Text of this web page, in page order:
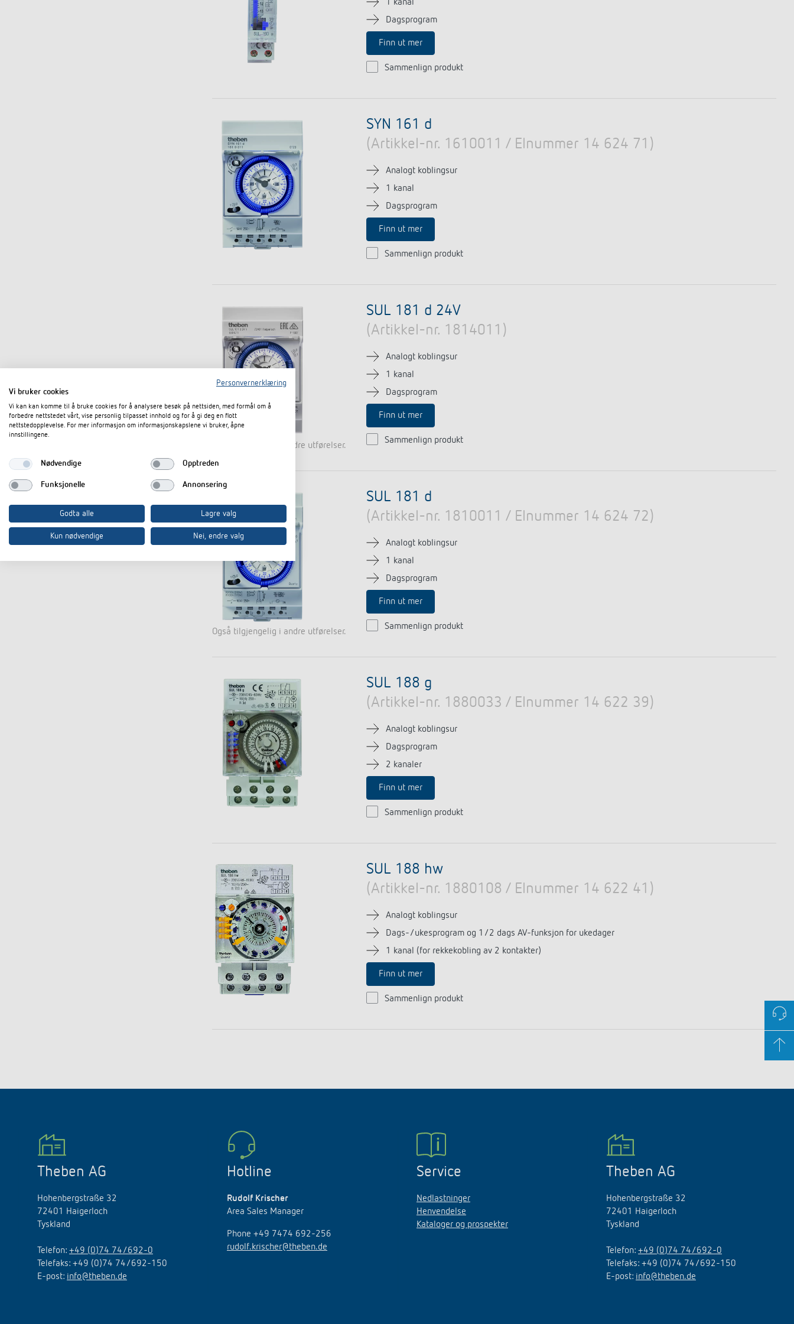
1 kanal
Dagsprogram
Finn ut mer
Sammenlign produkt
SYN 161 d
(Artikkel-nr. 1610011 / Elnummer 14 624 71)
Analogt koblingsur
1 kanal
Dagsprogram
Finn ut mer
Sammenlign produkt
Også tilgjengelig i andre utførelser.
SUL 181 d 24V
(Artikkel-nr. 1814011)
Analogt koblingsur
1 kanal
Dagsprogram
Finn ut mer
Sammenlign produkt
Også tilgjengelig i andre utførelser.
SUL 181 d
(Artikkel-nr. 1810011 / Elnummer 14 624 72)
Analogt koblingsur
1 kanal
Dagsprogram
Finn ut mer
Sammenlign produkt
SUL 188 g
(Artikkel-nr. 1880033 / Elnummer 14 622 39)
Analogt koblingsur
Dagsprogram
2 kanaler
Finn ut mer
Sammenlign produkt
SUL 188 hw
(Artikkel-nr. 1880108 / Elnummer 14 622 41)
Analogt koblingsur
Dags-/ukesprogram og 1/2 dags AV-funksjon for ukedager
1 kanal (for rekkekobling av 2 kontakter)
Finn ut mer
Sammenlign produkt
Theben AG
Hohenbergstraße 32
72401 Haigerloch
Tyskland
Telefon: +49 (0)74 74/692-0
Telefaks: +49 (0)74 74/692-150
E-post: info@theben.de
Hotline
Rudolf Krischer
Area Sales Manager
Phone +49 7474 692-256
rudolf.krischer@theben.de
Service
Nedlastninger
Henvendelse
Kataloger og prospekter
Theben AG
Hohenbergstraße 32
72401 Haigerloch
Tyskland
Telefon: +49 (0)74 74/692-0
Telefaks: +49 (0)74 74/692-150
E-post: info@theben.de
Personvernerklæring
Vi bruker cookies
Vi kan kan komme til å bruke cookies for å analysere besøk på nettsiden, med formål om å
forbedre nettstedet vårt, vise personlig tilpasset innhold og for å gi deg en flott
nettstedopplevelse. For mer informasjon om informasjonskapslene vi bruker, åpne
innstillingene.
Nødvendige Opptreden
Funksjonelle Annonsering
Godta alle Lagre valg
Kun nødvendige Nei, endre valg